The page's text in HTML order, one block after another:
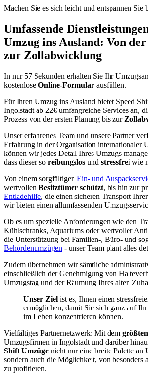
Machen Sie es sich leicht und entspannen Sie
Umfassende
Umzug ins Ausland: Von
zur Zollabwicklung
In nur 57 Sekunden erhalten Sie Ihr
kostenlose Online-Formular ausfüllen.
Für Ihren Umzug ins Ausland bietet Speed
Ingolstadt ab 22€ umfangreiche Services an,
Prozess von der ersten Planung bis zur
Unser erfahrenes Team und unsere Partner
Erfahrung in der Organisation internationaler
können wir jedes Detail Ihres Umzugs
dass dieser so reibungslos und stressfrei wie
Von einem sorgfältigen Ein- und
wertvollen Besitztümer schützt, bis hin zur
Entladehilfe, die einen sicheren Transport
wir bieten einen allumfassenden
Ob es um spezielle Anforderungen wie den
Kühlschranks, Aquariums oder wertvoller
die Unterstützung bei Familien-, Büro- und
Behördenumzügen - unser Team plant alles
Zudem übernehmen wir sämtliche
einschließlich der Genehmigung von
Umzugstag und der Räumung Ihres alten
Unser Ziel ist es, Ihnen einen
ermöglichen, damit Sie sich ganz auf
im Leben konzentrieren können.
Vielfältiges Partnernetzwerk: Mit dem
Umzugsfirmen in Ingolstadt und darüber
Shift Umzüge nicht nur eine breite Palette an
sondern auch die Möglichkeit, von besonders
zu profitieren.